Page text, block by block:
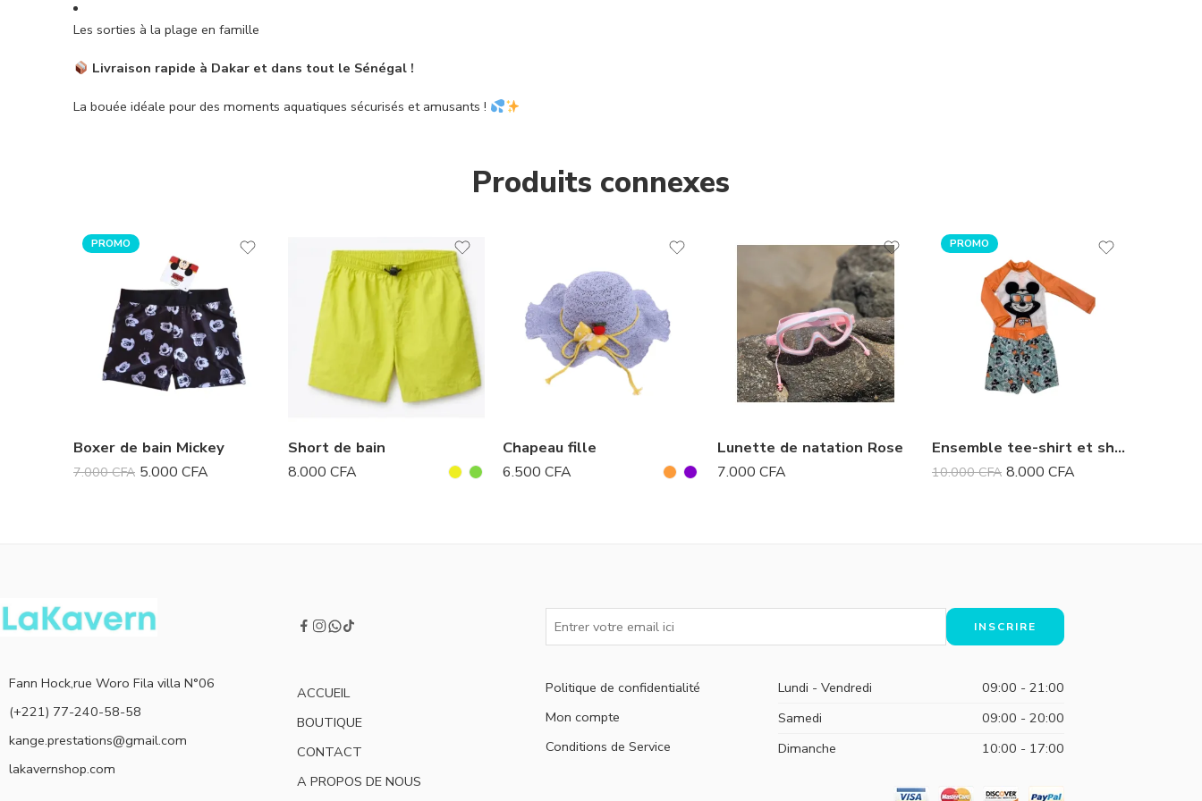
Les sorties à la plage en famille
Livraison rapide à Dakar et dans tout le Sénégal !
La bouée idéale pour des moments aquatiques sécurisés et amusants !
Produits connexes
PROMO
Boxer de bain Mickey
7.000CFA 5.000 CFA
Short de bain
8.000 CFA
Chapeau fille
6.500 CFA
Lunette de natation Rose
7.000 CFA
PROMO
Ensemble tee-shirt et short Mickey
10.000CFA 8.000 CFA
Fann Hock,rue Woro Fila villa N°06
(+221) 77-240-58-58
kange.prestations@gmail.com
lakavernshop.com
ACCUEIL
BOUTIQUE
CONTACT
A PROPOS DE NOUS
Politique de confidentialité
Mon compte
Conditions de Service
Lundi - Vendredi
09:00 - 21:00
Samedi
09:00 - 20:00
Dimanche
10:00 - 17:00